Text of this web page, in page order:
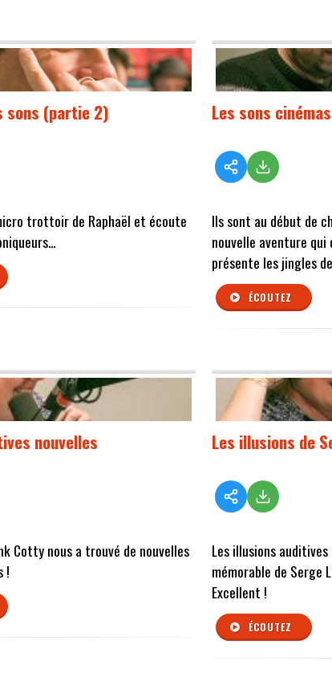
sons (partie 2)
trottoir de Raphaël et écoute
Les sons cinémas
Ils sont au début de
nouvelle aventure qui
présente les jingles
ÉCOUTEZ
nouvelles
Cotty nous a trouvé de nouvelles
!
Les illusions de
Les illusions
mémorable de Serge
Excellent !
ÉCOUTEZ